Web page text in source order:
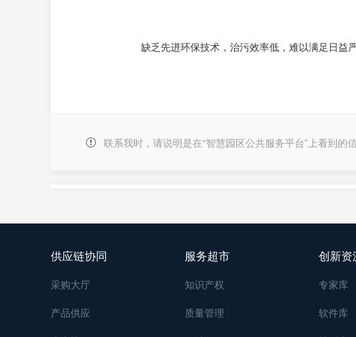
缺乏先进环保技术，治污效率低，难以满足日益
联系我时，请说明是在“智慧园区公共服务平台”上看到的
供应链协同
采购大厅
产品供应
服务超市
知识产权
质量管理
创新资
专家库
软件库